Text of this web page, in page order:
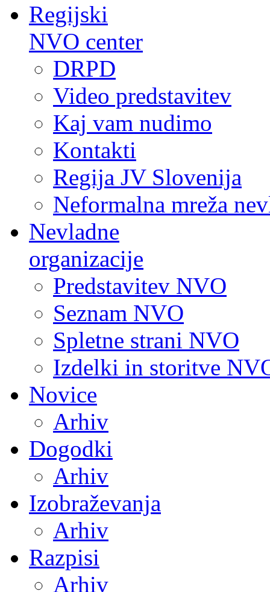
Regijski
NVO center
DRPD
Video predstavitev
Kaj vam nudimo
Kontakti
Regija JV Slovenija
Neformalna mreža
Nevladne
organizacije
Predstavitev NVO
Seznam NVO
Spletne strani NVO
Izdelki in storitve
Novice
Arhiv
Dogodki
Arhiv
Izobraževanja
Arhiv
Razpisi
Arhiv